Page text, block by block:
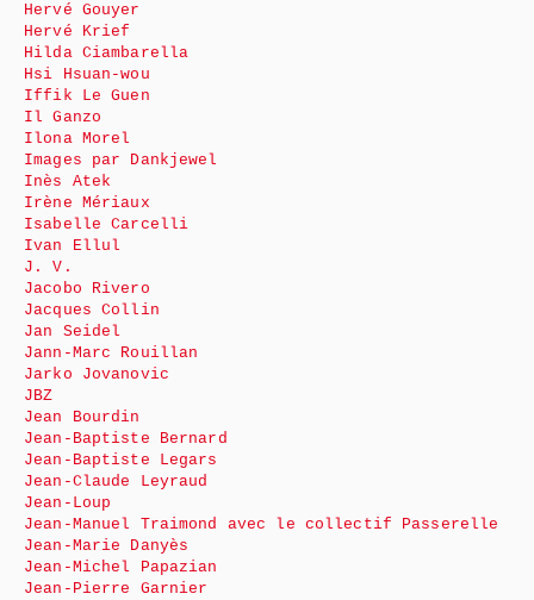
Hervé Gouyer
Hervé Krief
Hilda Ciambarella
Hsi Hsuan-wou
Iffik Le Guen
Il Ganzo
Ilona Morel
Images par Dankjewel
Inès Atek
Irène Mériaux
Isabelle Carcelli
Ivan Ellul
J. V.
Jacobo Rivero
Jacques Collin
Jan Seidel
Jann-Marc Rouillan
Jarko Jovanovic
JBZ
Jean Bourdin
Jean-Baptiste Bernard
Jean-Baptiste Legars
Jean-Claude Leyraud
Jean-Loup
Jean-Manuel Traimond avec le collectif Passerelle
Jean-Marie Danyès
Jean-Michel Papazian
Jean-Pierre Garnier